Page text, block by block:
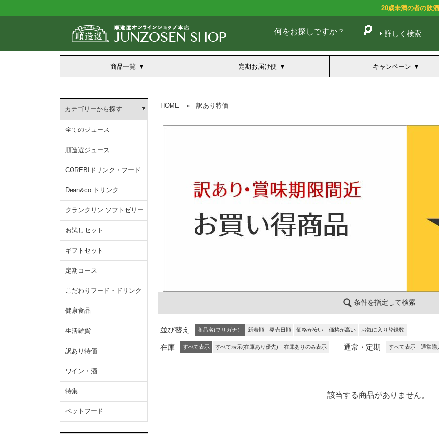
20歳未満の者の飲
詳しく検索
商品一覧 定期お届け便 キャンペーン
カテゴリーから探す
全てのジュース
順造選ジュース
COREBIドリンク・フード
Dean&co.ドリンク
クランクリン ソフトゼリー
お試しセット
ギフトセット
定期コース
こだわりフード・ドリンク
健康食品
生活雑貨
訳あり特価
ワイン・酒
特集
ペットフード
HOME » 訳あり特価
条件を指定して検索
並び替え 商品名(フリガナ） 新着順 発売日順 価格が安い 価格が高い お気に入り登録数
在庫 すべて表示 すべて表示(在庫あり優先) 在庫ありのみ表示 通常・定期 すべて表示 通常購
該当する商品がありません。